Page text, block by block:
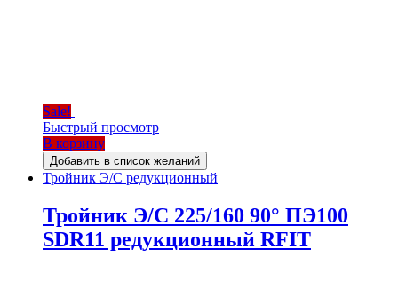
Sale!
Быстрый просмотр
В корзину
Добавить в список желаний
Тройник Э/С редукционный
Тройник Э/С 225/160 90° ПЭ100
SDR11 редукционный RFIT